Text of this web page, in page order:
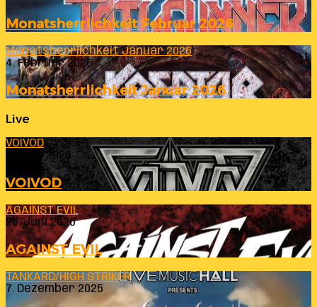
Monatsherrlichkeit Februar 2026
Monatsherrlichkeit Januar 2026
4. Februar 2026
Monatsherrlichkeit Januar 2026
Live
VOIVOD
23. Juli 2026
VOIVOD
AGAINST EVIL
26. Juni 2026
AGAINST EVIL
TANKARD/HIGH STRIKER
7. Dezember 2025